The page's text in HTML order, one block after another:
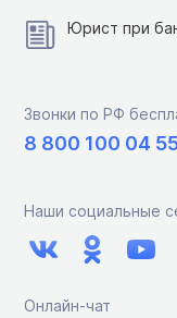
Юрист при
Звонки по РФ
8 800 100 04
Наши социальные
Онлайн-чат